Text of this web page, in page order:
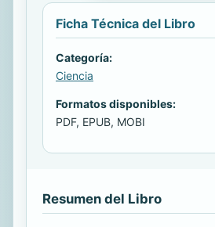
Ficha Técnica del Libro
Categoría:
Ciencia
Formatos disponibles:
PDF, EPUB, MOBI
Resumen del Libro